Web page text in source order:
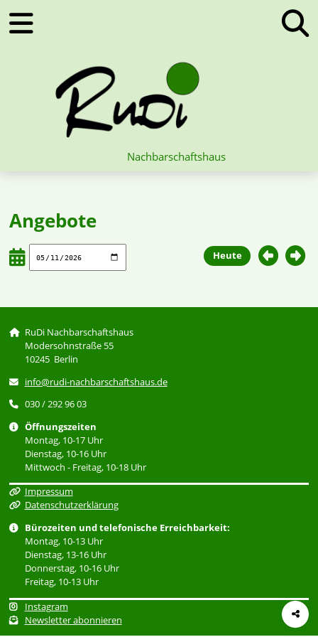
Nachbarschaftshaus
Angebote
Heute
RuDi Nachbarschaftshaus
Modersohnstraße 55
10245 Berlin
info@rudi-nachbarschaftshaus.de
030 / 292 96 03
Öffnungszeiten
Montag, 10-17 Uhr
Dienstag, 10-16 Uhr
Mittwoch - Freitag, 10-18 Uhr
Impressum
Datenschutzerklärung
Bürozeiten und telefonische Erreichbarkeit:
Montag, 10-13 Uhr
Dienstag, 13-16 Uhr
Donnerstag, 10-16 Uhr
Freitag, 10-13 Uhr
Instagram
Newsletter abonnieren